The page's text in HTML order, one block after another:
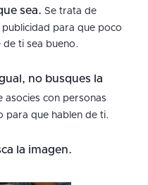
sea. Se trata de
para que poco
ti sea bueno.
no busques la
asocies con personas
para que hablen de ti.
la imagen.